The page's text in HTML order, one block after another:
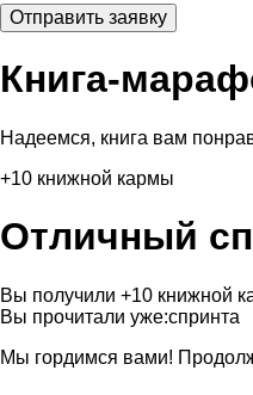
Книга-
Надеемся, книга вам
+10 книжной кармы
Отличный
Вы получили +10 книжной
Вы прочитали уже:спринта
Мы гордимся вами!